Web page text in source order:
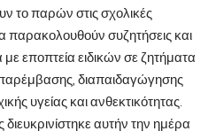
το παρών στις σχολικές
παρακολουθούν συζητήσεις και
εποπτεία ειδικών σε ζητήματα
διαπαιδαγώγησης
υγείας και ανθεκτικότητας.
αυτήν την ημέρα